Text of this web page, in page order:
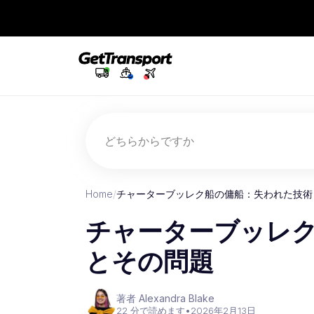
どちらからですか
Home/チャーターブッレク船の傭船：失われた技
チャーターブッレ
とその問題
著者 Alexandra Blake
22 分で読めます•2026年2月13日